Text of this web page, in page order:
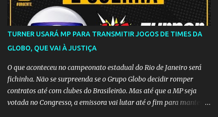
TURNER USARÁ MP PARA TRANSMITIR JOGOS DE TIMES DA
GLOBO, QUE VAI À JUSTIÇA
O que aconteceu no campeonato estadual do Rio de Janeiro será
fichinha. Não se surpreenda se o Grupo Globo decidir romper
contratos até com clubes do Brasileirão. Mas até que a MP seja
votada no Congresso, a emissora vai lutar até o fim para manter o